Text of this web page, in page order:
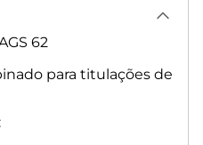
62
para titulações de